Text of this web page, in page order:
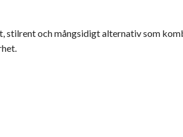
stilrent och mångsidigt alternativ som